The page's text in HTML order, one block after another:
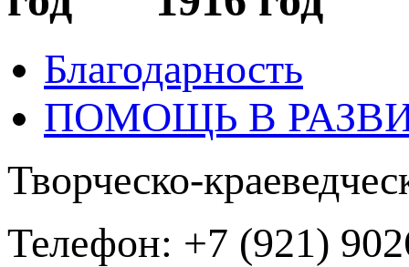
Благодарность
ПОМОЩЬ В
Творческо-
Телефон: +7 (921)